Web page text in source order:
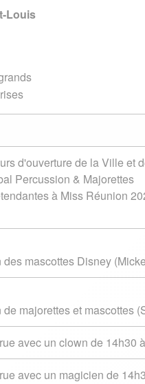
Louis
d'ouverture de la Ville et
Percussion & Majorettes
à Miss Réunion
mascottes Disney
majorettes et mascottes
avec un clown de 14h30
avec un magicien de